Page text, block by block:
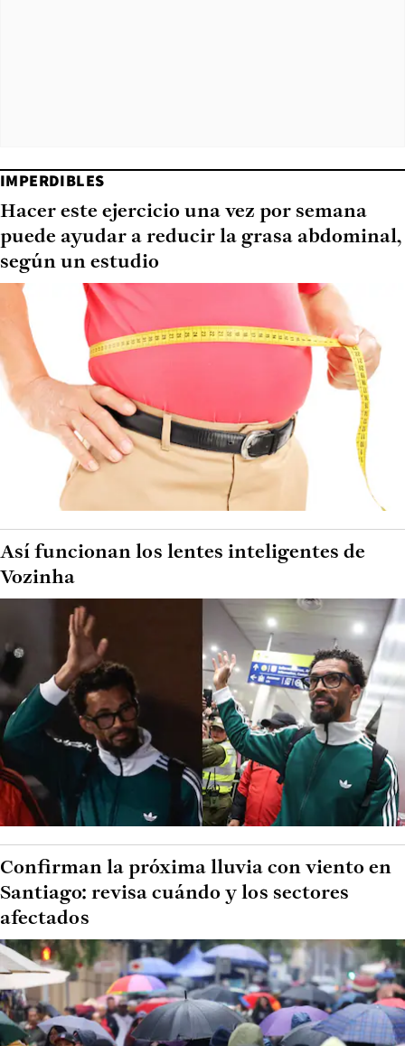
IMPERDIBLES
Hacer este ejercicio una vez por semana
puede ayudar a reducir la grasa abdominal,
según un estudio
Así funcionan los lentes inteligentes de
Vozinha
Confirman la próxima lluvia con viento en
Santiago: revisa cuándo y los sectores
afectados